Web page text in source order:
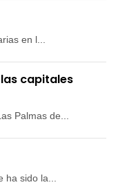
en l...
capitales
Palmas de...
sido la...